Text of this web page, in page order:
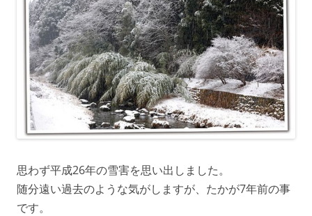
思わず平成26年の雪害を思い出しました。
随分遠い過去のような気がしますが、たかが7年前の事
です。